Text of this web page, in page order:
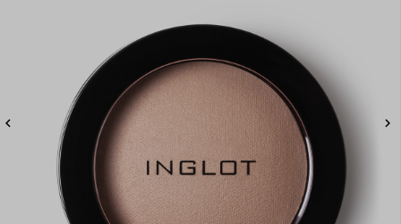
 